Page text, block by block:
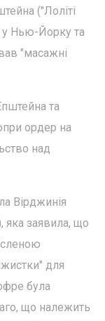
("Лоліті
у Нью-Йорку та
"масажні
та
ордер на
над
Вірджинія
заявила, що
для
була
що належить